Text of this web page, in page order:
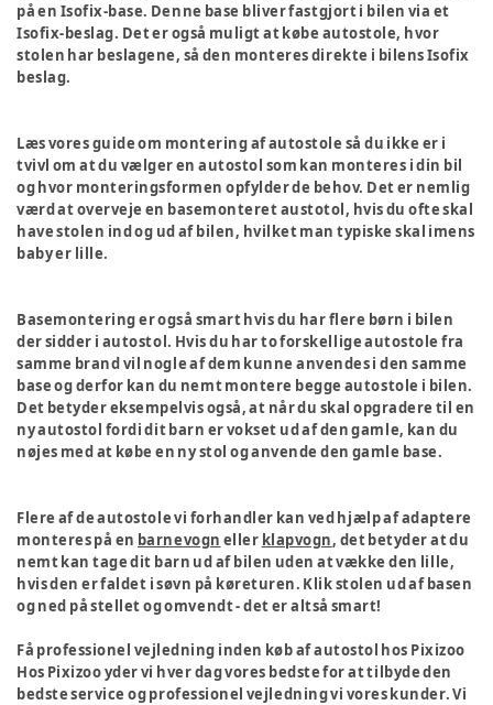
på en Isofix-base. Denne base bliver fastgjort i bilen via et
Isofix-beslag. Det er også muligt at købe autostole, hvor
stolen har beslagene, så den monteres direkte i bilens Isofix
beslag.
Læs vores guide om montering af autostole så du ikke er i
tvivl om at du vælger en autostol som kan monteres i din bil
og hvor monteringsformen opfylder de behov. Det er nemlig
værd at overveje en basemonteret austotol, hvis du ofte skal
have stolen ind og ud af bilen, hvilket man typiske skal imens
baby er lille.
Basemontering er også smart hvis du har flere børn i bilen
der sidder i autostol. Hvis du har to forskellige autostole fra
samme brand vil nogle af dem kunne anvendes i den samme
base og derfor kan du nemt montere begge autostole i bilen.
Det betyder eksempelvis også, at når du skal opgradere til en
ny autostol fordi dit barn er vokset ud af den gamle, kan du
nøjes med at købe en ny stol og anvende den gamle base.
Flere af de autostole vi forhandler kan ved hjælp af adaptere
monteres på en barnevogn eller klapvogn, det betyder at du
nemt kan tage dit barn ud af bilen uden at vække den lille,
hvis den er faldet i søvn på køreturen. Klik stolen ud af basen
og ned på stellet og omvendt - det er altså smart!
Få professionel vejledning inden køb af autostol hos Pixizoo
Hos Pixizoo yder vi hver dag vores bedste for at tilbyde den
bedste service og professionel vejledning vi vores kunder. Vi